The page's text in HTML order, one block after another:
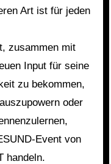
Art ist für jeden
zusammen mit
Input für seine
zu bekommen,
oder
Event von
handeln.